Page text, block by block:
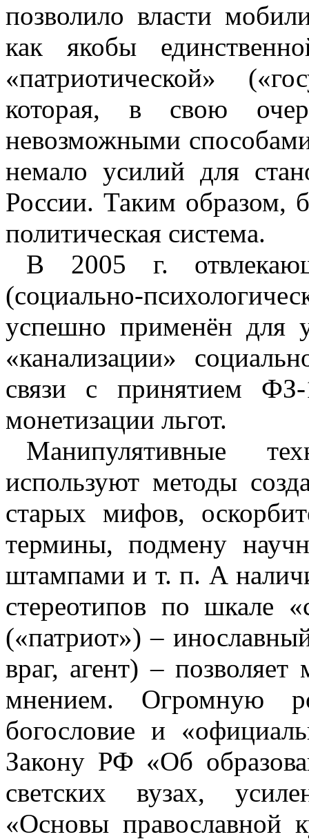
позволило власти
как якобы
«патриотической»
которая, в свою
невозможными
немало усилий для
России. Таким образом,
политическая система.
В 2005 г.
(социально-
успешно применён для
«канализации»
связи с принятием ФЗ-
монетизации льгот.
Манипулятивные
используют методы
старых мифов,
термины, подмену
штампами и т. п. А
стереотипов по шкале
(«патриот») –
враг, агент) –
мнением. Огромную
богословие и
Закону РФ «Об
светских вузах,
«Основы